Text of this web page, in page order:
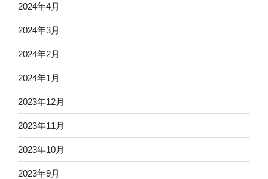
2024年4月
2024年3月
2024年2月
2024年1月
2023年12月
2023年11月
2023年10月
2023年9月